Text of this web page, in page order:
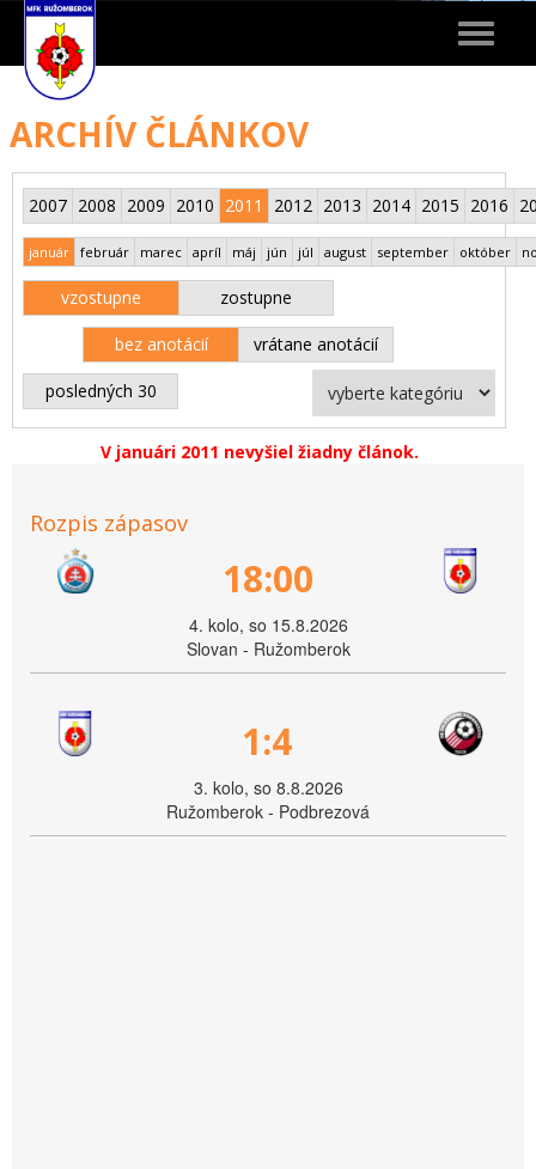
Toggle
ARCHÍV ČLÁNKOV
2007 2008 2009 2010 2011 2012 2013 2014 2015 2016
január február marec apríl máj jún júl august september október
vzostupne zostupne
bez anotácií vrátane anotácií
posledných 30
V januári 2011 nevyšiel žiadny článok.
Rozpis zápasov
18:00
4. kolo, so 15.8.2026
Slovan - Ružomberok
1:4
3. kolo, so 8.8.2026
Ružomberok - Podbrezová